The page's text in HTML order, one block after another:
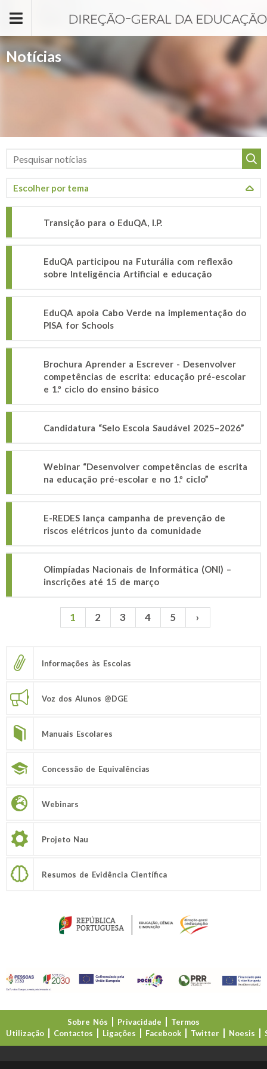
Notícias
Transição para o EduQA, I.P.
EduQA participou na Futurália com reflexão
sobre Inteligência Artificial e educação
EduQA apoia Cabo Verde na implementação do
PISA for Schools
Brochura Aprender a Escrever - Desenvolver
competências de escrita: educação pré-escolar
e 1.º ciclo do ensino básico
Candidatura “Selo Escola Saudável 2025–2026”
Webinar “Desenvolver competências de escrita
na educação pré-escolar e no 1.º ciclo”
E-REDES lança campanha de prevenção de
riscos elétricos junto da comunidade
Olimpíadas Nacionais de Informática (ONI) –
inscrições até 15 de março
1 2 3 4 5 ›
Informações às Escolas
Voz dos Alunos @DGE
Manuais Escolares
Concessão de Equivalências
Webinars
Projeto Nau
Resumos de Evidência Científica
Sobre Nós Privacidade
Termos
Utilização
Contactos Ligações Facebook Twitter Noesis